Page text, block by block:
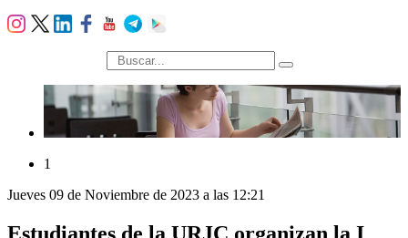
búsqueda
1
Jueves 09 de Noviembre de 2023 a las 12:21